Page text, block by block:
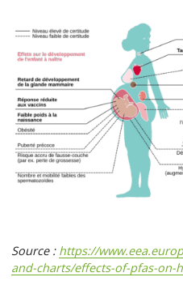
Source : https://
and-charts/effects-of-pfas-on-